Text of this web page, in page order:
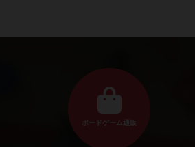
ボードゲーム通販